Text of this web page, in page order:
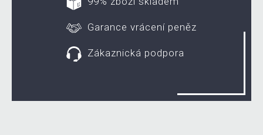
Garance vrácení peněz
Zákaznická podpora